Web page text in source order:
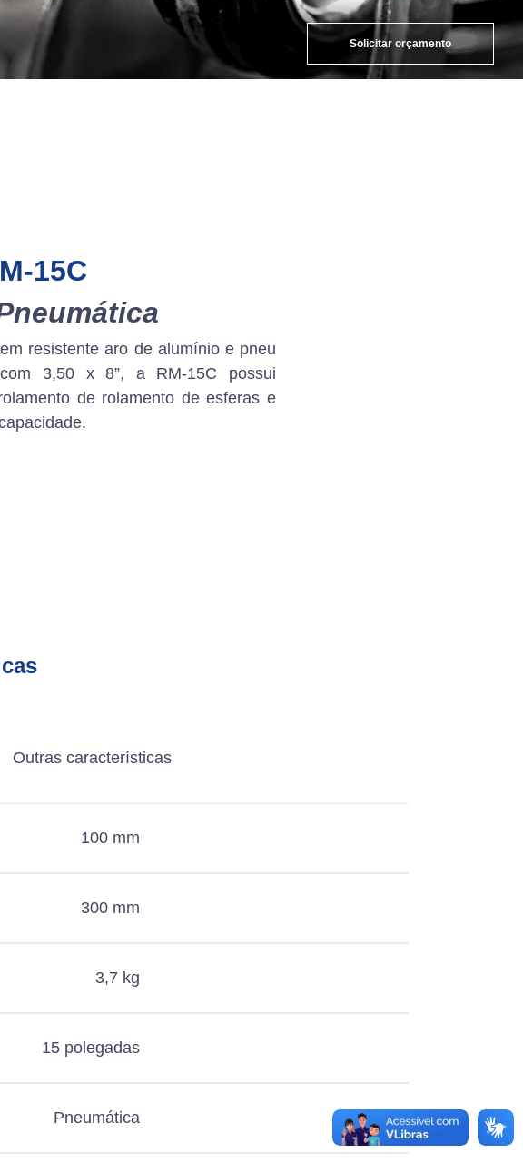
Solicitar orçamento
15C
resistente aro de alumínio e pneu
3,50 x 8”, a RM-15C possui
de rolamento de esferas e
Outras características
100 mm
300 mm
3,7 kg
15 polegadas
Pneumática